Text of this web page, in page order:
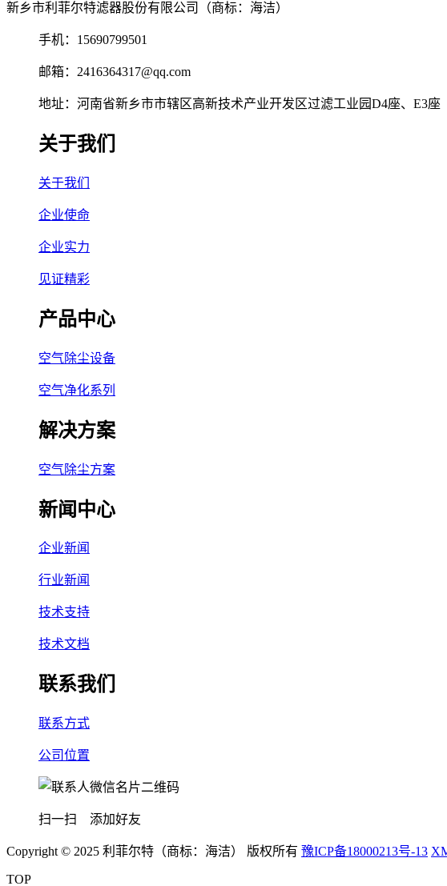
新乡市利菲尔特滤器股份有限公司（商标：海洁）
手机：15690799501
邮箱：2416364317@qq.com
地址：河南省新乡市市辖区高新技术产业开发区过滤工业园D4座、E3座
关于我们
关于我们
企业使命
企业实力
见证精彩
产品中心
空气除尘设备
空气净化系列
解决方案
空气除尘方案
新闻中心
企业新闻
行业新闻
技术支持
技术文档
联系我们
联系方式
公司位置
扫一扫 添加好友
Copyright © 2025 利菲尔特（商标：海洁） 版权所有 豫ICP备18000213号-13
TOP